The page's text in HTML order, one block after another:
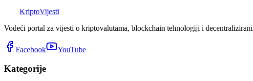
KriptoVijesti
Vodeći portal za vijesti o kriptovalutama, blockchain tehnologiji i
Facebook YouTube
Kategorije